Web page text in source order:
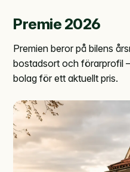
Premie 2026
Premien beror på bilens
bostadsort och förarprofil
bolag för ett aktuellt pris.